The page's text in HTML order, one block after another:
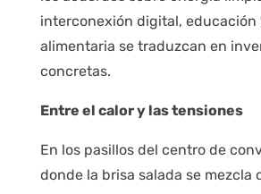
interconexión digital, educación
alimentaria se traduzcan en
concretas.
Entre el calor y las tensiones
En los pasillos del centro de
donde la brisa salada se mezcla